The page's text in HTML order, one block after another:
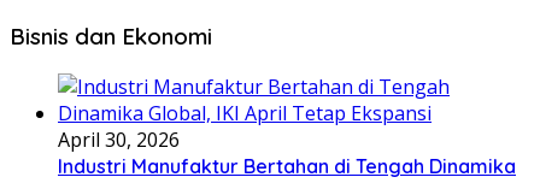
Bisnis dan Ekonomi
April 30, 2026
Industri Manufaktur Bertahan di Tengah Dinamika